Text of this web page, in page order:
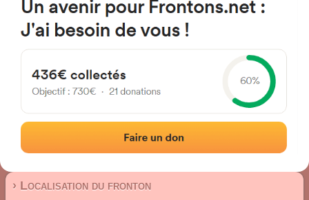
48890 Ambasaguas, Bizkaia
Ambasaguas Auzoa 57
Fronton mur à gauche
Localisation|Photos|Commentaires et avis
› Localisation du fronton